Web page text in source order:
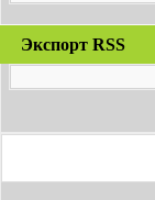
Экспорт RSS